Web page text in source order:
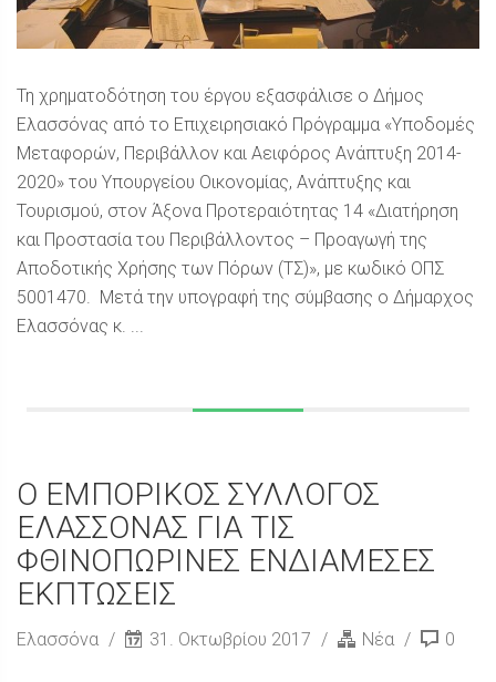
Τη χρηματοδότηση του έργου εξασφάλισε ο Δήμος
Ελασσόνας από το Επιχειρησιακό Πρόγραμμα «Υποδομές
Μεταφορών, Περιβάλλον και Αειφόρος Ανάπτυξη 2014-
2020» του Υπουργείου Οικονομίας, Ανάπτυξης και
Τουρισμού, στον Άξονα Προτεραιότητας 14 «Διατήρηση
και Προστασία του Περιβάλλοντος – Προαγωγή της
Αποδοτικής Χρήσης των Πόρων (ΤΣ)», με κωδικό ΟΠΣ
5001470. Μετά την υπογραφή της σύμβασης ο Δήμαρχος
Ελασσόνας κ. ...
Ο ΕΜΠΟΡΙΚΟΣ ΣΥΛΛΟΓΟΣ
ΕΛΑΣΣΟΝΑΣ ΓΙΑ ΤΙΣ
ΦΘΙΝΟΠΩΡΙΝΕΣ ΕΝΔΙΑΜΕΣΕΣ
ΕΚΠΤΩΣΕΙΣ
Ελασσόνα 31. Οκτωβρίου 2017 Νέα 0